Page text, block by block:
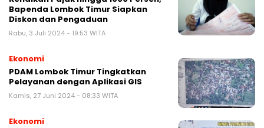
Bapenda Lombok Timur Siapkan
Diskon dan Pengaduan
Rabu, 3 Juli 2024 - 19:53 WITA
Ekonomi
PDAM Lombok Timur Tingkatkan
Pelayanan dengan Aplikasi GIS
Kamis, 27 Juni 2024 - 08:33 WITA
Ekonomi